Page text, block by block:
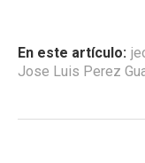
En este artículo:
Jose Luis Perez